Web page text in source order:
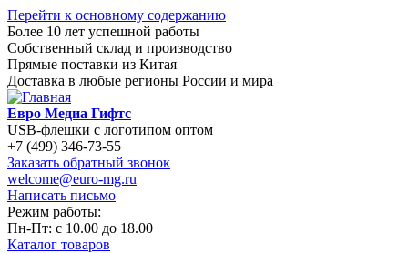
Перейти к основному содержанию
Более 10 лет успешной работы
Собственный склад и производство
Прямые поставки из Китая
Доставка в любые регионы России и мира
Евро Медиа Гифтс
USB-флешки с логотипом оптом
+7 (499) 346-73-55
Заказать обратный звонок
welcome@euro-mg.ru
Написать письмо
Режим работы:
Пн-Пт: с 10.00 до 18.00
Каталог товаров